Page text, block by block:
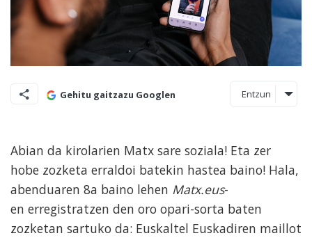
Gehitu gaitzazu Googlen Entzun
Abian da kirolarien Matx sare soziala! Eta zer
hobe zozketa erraldoi batekin hastea baino! Hala,
abenduaren 8a baino lehen Matx.eus-
en erregistratzen den oro opari-sorta baten
zozketan sartuko da: Euskaltel Euskadiren maillot